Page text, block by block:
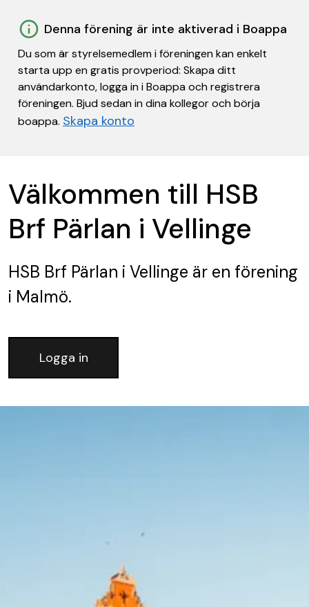
Denna förening är inte aktiverad i Boappa
Du som är styrelsemedlem i föreningen kan enkelt
starta upp en gratis provperiod: Skapa ditt
användarkonto, logga in i Boappa och registrera
föreningen. Bjud sedan in dina kollegor och börja
boappa. Skapa konto
Välkommen till HSB
Brf Pärlan i Vellinge
HSB Brf Pärlan i Vellinge är en förening
i Malmö.
Logga in